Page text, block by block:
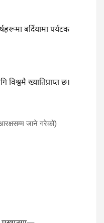
बर्दियामा पर्यटक
विश्वमै ख्यातिप्राप्त छ।
जाने गरेको)